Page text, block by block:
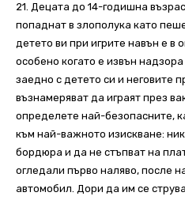
21. Децата до 14-годишна
попаднат в злополука като
детето ви при игрите навън е в
особено когато е извън
заедно с детето си и неговите
възнамеряват да играят през
определете най-безопасните,
към най-важното изискване:
бордюра и да не стъпват на
огледали първо наляво, после
автомобил. Дори да им се